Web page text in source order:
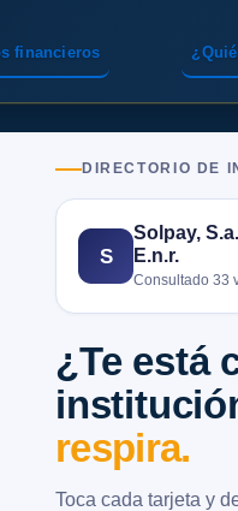
financieros
DIRECTORIO DE
S
Solpay,
E.n.r.
Consultado 33
¿Te está
respira.
Toca cada tarjeta y